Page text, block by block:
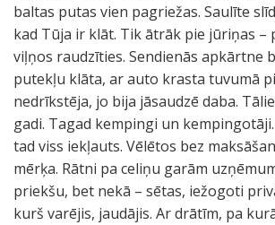
baltas putas vien pagriežas. Saulīte
kad Tūja ir klāt. Tik ātrāk pie jūriņas –
viļņos raudzīties. Sendienās apkārtne
putekļu klāta, ar auto krasta tuvumā
nedrīkstēja, jo bija jāsaudzē daba.
gadi. Tagad kempingi un
tad viss iekļauts. Vēlētos bez
mērķa. Rātni pa celiņu garām
priekšu, bet nekā – sētas, iežogoti
kurš varējis, jaudājis. Ar drātīm, pa